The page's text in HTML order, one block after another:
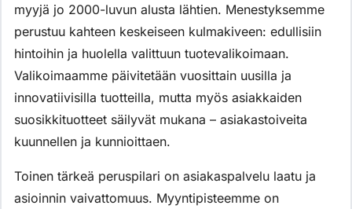
myyjä jo 2000-luvun alusta lähtien. Menestyksemme
perustuu kahteen keskeiseen kulmakiveen: edullisiin
hintoihin ja huolella valittuun tuotevalikoimaan.
Valikoimaamme päivitetään vuosittain uusilla ja
innovatiivisilla tuotteilla, mutta myös asiakkaiden
suosikkituotteet säilyvät mukana – asiakastoiveita
kuunnellen ja kunnioittaen.
Toinen tärkeä peruspilari on asiakaspalvelu laatu ja
asioinnin vaivattomuus. Myyntipisteemme on